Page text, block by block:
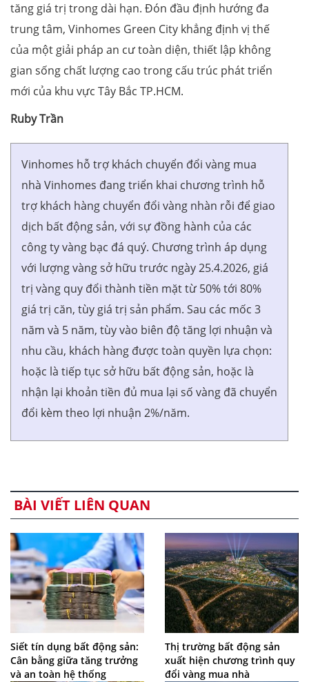
tăng giá trị trong dài hạn. Đón đầu định hướng đa
trung tâm, Vinhomes Green City khẳng định vị thế
của một giải pháp an cư toàn diện, thiết lập không
gian sống chất lượng cao trong cấu trúc phát triển
mới của khu vực Tây Bắc TP.HCM.
Ruby Trần
Vinhomes hỗ trợ khách chuyển đổi vàng mua
nhà Vinhomes đang triển khai chương trình hỗ
trợ khách hàng chuyển đổi vàng nhàn rỗi để giao
dịch bất động sản, với sự đồng hành của các
công ty vàng bạc đá quý. Chương trình áp dụng
với lượng vàng sở hữu trước ngày 25.4.2026, giá
trị vàng quy đổi thành tiền mặt từ 50% tới 80%
giá trị căn, tùy giá trị sản phẩm. Sau các mốc 3
năm và 5 năm, tùy vào biên độ tăng lợi nhuận và
nhu cầu, khách hàng được toàn quyền lựa chọn:
hoặc là tiếp tục sở hữu bất động sản, hoặc là
nhận lại khoản tiền đủ mua lại số vàng đã chuyển
đổi kèm theo lợi nhuận 2%/năm.
BÀI VIẾT LIÊN QUAN
Siết tín dụng bất động sản:
Cân bằng giữa tăng trưởng
và an toàn hệ thống
Thị trường bất động sản
xuất hiện chương trình quy
đổi vàng mua nhà